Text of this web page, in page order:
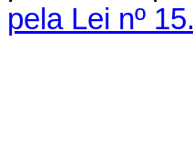
pela Lei nº